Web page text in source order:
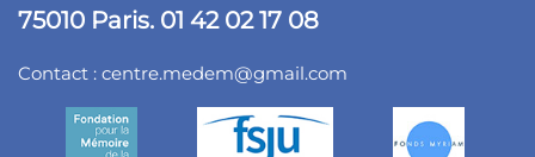
75010 Paris. 01 42 02 17 08
Contact : centre.medem@gmail.com